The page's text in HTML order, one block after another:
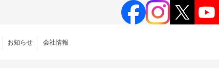
お知らせ 会社情報